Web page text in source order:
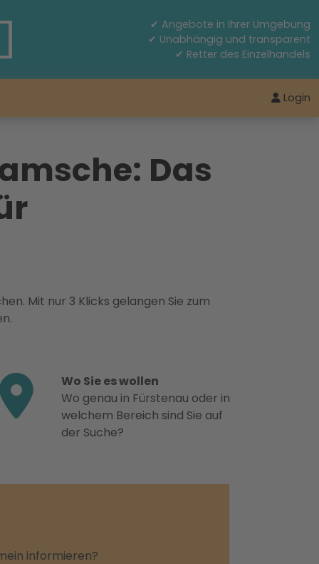
✔ Angebote in Ihrer Umgebung
✔ Unabhängig und transparent
✔ Retter des Einzelhandels
Login
Das
Mit nur 3 Klicks gelangen Sie zum
Wo Sie es wollen
Wo genau in Fürstenau oder in
welchem Bereich sind Sie auf
der Suche?
informieren?